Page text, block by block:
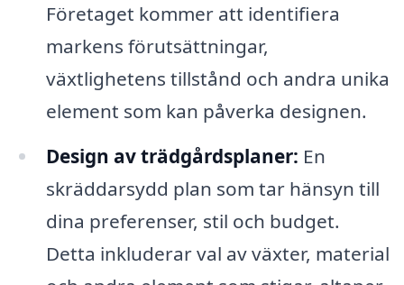
Företaget kommer att identifiera
markens förutsättningar,
växtlighetens tillstånd och andra unika
element som kan påverka designen.
Design av trädgårdsplaner: En
skräddarsydd plan som tar hänsyn till
dina preferenser, stil och budget.
Detta inkluderar val av växter, material